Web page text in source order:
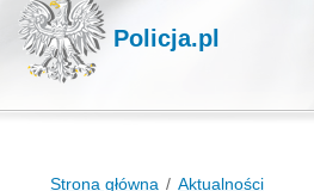
Policja.pl
Strona główna Aktualności